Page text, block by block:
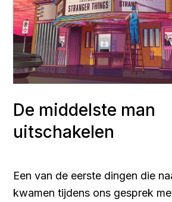
De middelste man
uitschakelen
Een van de eerste dingen die
kwamen tijdens ons gesprek